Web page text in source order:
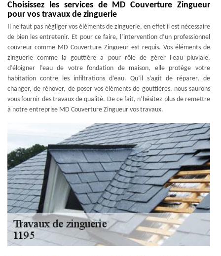
Choisissez les services de MD Couverture Zingueur
pour vos travaux de zinguerie
Il ne faut pas négliger vos éléments de zinguerie, en effet il est nécessaire
de bien les entretenir. Et pour ce faire, l’intervention d’un professionnel
couvreur comme MD Couverture Zingueur est requis. Vos éléments de
zinguerie comme la gouttière a pour rôle de gérer l'eau pluviale,
d’éloigner l’eau de votre fondation de maison, elle protège votre
habitation contre les infiltrations d’eau. Qu’il s’agit de réparer, de
changer, de rénover, de poser vos éléments de gouttières, nous saurons
vous fournir des travaux de qualité. De ce fait, n’hésitez plus de remettre
à notre entreprise MD Couverture Zingueur vos travaux.